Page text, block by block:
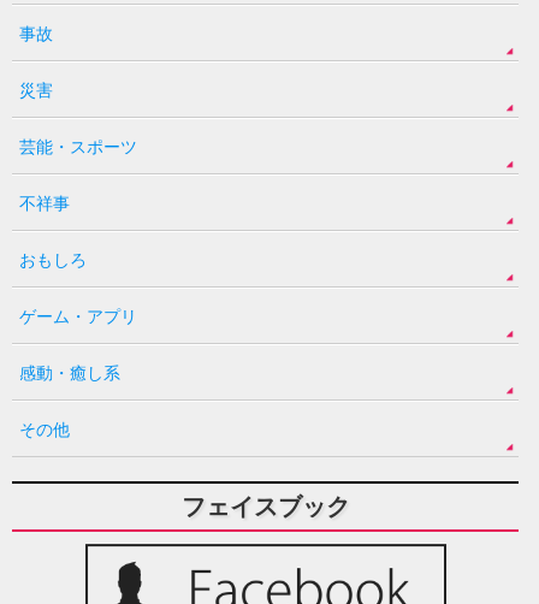
事故
災害
芸能・スポーツ
不祥事
おもしろ
ゲーム・アプリ
感動・癒し系
その他
フェイスブック